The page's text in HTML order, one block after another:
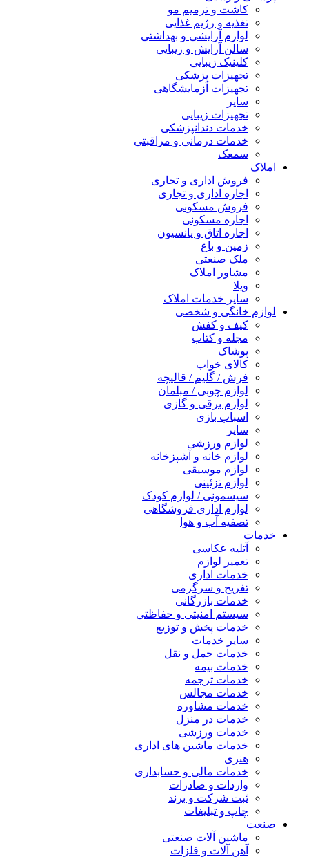
کاشت و ترمیم مو
تغذیه و رژیم غذایی
لوازم آرایشی و بهداشتی
سالن آرایش و زیبایی
کلینیک زیبایی
تجهیزات پزشکی
تجهیزات آزمایشگاهی
سایر
تجهیزات زیبایی
خدمات دندانپزشکی
خدمات درمانی و مراقبتی
سمعک
املاک
فروش اداری و تجاری
اجاره اداری و تجاری
فروش مسکونی
اجاره مسکونی
اجاره اتاق و پانسیون
زمین و باغ
ملک صنعتی
مشاور املاک
ویلا
سایر خدمات املاک
لوازم خانگی و شخصی
کیف و کفش
مجله و کتاب
پوشاک
کالای خواب
فرش / گلیم / قالیچه
لوازم چوبی / مبلمان
لوازم برقی و گازی
اسباب بازی
سایر
لوازم ورزشی
لوازم خانه و آشپزخانه
لوازم موسیقی
لوازم تزئینی
سیسمونی / لوازم کودک
لوازم اداری فروشگاهی
تصفیه آب و هوا
خدمات
آتلیه عکاسی
تعمیر لوازم
خدمات اداری
تفریح و سرگرمی
خدمات بازرگانی
سیستم امنیتی و حفاظتی
خدمات پخش و توزیع
سایر خدمات
خدمات حمل و نقل
خدمات بیمه
خدمات ترجمه
خدمات مجالس
خدمات مشاوره
خدمات در منزل
خدمات ورزشی
خدمات ماشین های اداری
هنری
خدمات مالی و حسابداری
واردات و صادرات
ثبت شرکت و برند
چاپ و تبلیغات
صنعت
ماشین آلات صنعتی
آهن آلات و فلزات